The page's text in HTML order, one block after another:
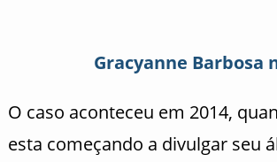
Gracyanne Barbosa
O caso aconteceu em 2014,
esta começando a divulgar seu